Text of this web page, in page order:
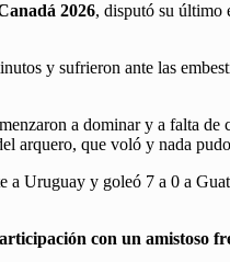
2026, disputó su último
y sufrieron ante las
a dominar y a falta de
arquero, que voló y nada
a Uruguay y goleó 7 a 0 a
con un amistoso